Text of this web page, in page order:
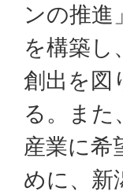
ンの推進
を構築し
創出を図
る。また
産業に希
めに、新